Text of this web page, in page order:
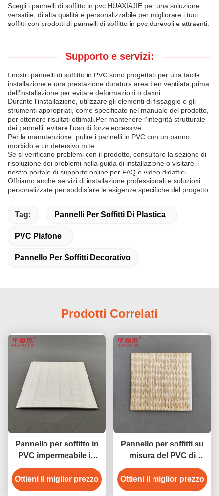
Scegli i pannelli di soffitto in pvc HUAXIAJIE per una soluzione
versatile, di alta qualità e personalizzabile per migliorare i tuoi
soffitti con prodotti di pannelli di soffitto in pvc durevoli e attraenti.
Supporto e servizi:
I nostri pannelli di soffitto in PVC sono progettati per una facile
installazione e una prestazione duratura.area ben ventilata prima
dell'installazione per evitare deformazioni o danni.
Durante l'installazione, utilizzare gli elementi di fissaggio e gli
strumenti appropriati, come specificato nel manuale del prodotto,
per ottenere risultati ottimali.Per mantenere l'integrità strutturale
dei pannelli, evitare l'uso di forze eccessive..
Per la manutenzione, pulire i pannelli in PVC con un panno
morbido e un detersivo mite.
Se si verificano problemi con il prodotto, consultare la sezione di
risoluzione dei problemi nella guida di installazione o visitare il
nostro portale di supporto online per FAQ e video didattici.
Offriamo anche servizi di installazione professionali e soluzioni
personalizzate per soddisfare le esigenze specifiche del progetto.
Tag: Pannelli Per Soffitti Di Plastica
PVC Plafone
Pannello Per Soffitti Decorativo
Prodotti Correlati
Pannello per soffitto in
PVC impermeabile in
plastica resistente per
decorazione di pareti
interne 250*5
Ottieni il miglior prezzo
Pannello per soffitti su
misura del PVC di
lunghezza per la parete
del pannello del PVC
della decorazione
Ottieni il miglior prezzo